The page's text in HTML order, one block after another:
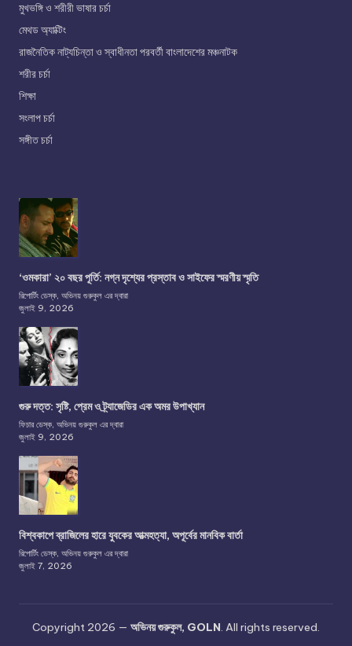
মুখভঙ্গি ও শরীরী ভাষার চর্চা
মেথড অ্যাক্টিং
রাজনৈতিক নাট্যচিন্তা ও স্বাধীনতা পরবর্তী বাংলাদেশের মঞ্চনাটক
শরীর চর্চা
শিক্ষা
সংলাপ চর্চা
সঙ্গীত চর্চা
‘ওমকারা’ ২০ বছর পূর্তি: নগ্ন দৃশ্যের প্রস্তাব ও সাইফের স্মরণীয় স্মৃতি
রিপোর্টিং ডেস্ক, অভিনয় গুরুকুল এর দ্বারা
জুলাই 9, 2026
গুরু দত্ত: সৃষ্টি, প্রেম ও ট্র্যাজেডির এক অমর উপাখ্যান
ফিচার ডেস্ক, অভিনয় গুরুকুল এর দ্বারা
জুলাই 9, 2026
বিশ্বকাপে ব্রাজিলের হারে যুবকের আত্মহত্যা, অপূর্বের মানবিক বার্তা
রিপোর্টিং ডেস্ক, অভিনয় গুরুকুল এর দ্বারা
জুলাই 7, 2026
Copyright 2026 — অভিনয় গুরুকুল, GOLN. All rights reserved.